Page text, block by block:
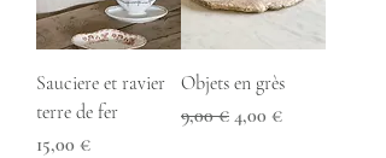
Sauciere et ravier
terre de fer
Prix
15,00 €
Objets en grès
Prix original
9,00 € Prix promotionnel
4,00 €